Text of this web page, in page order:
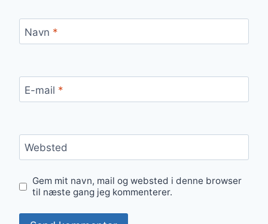
Navn *
E-mail *
Websted
Gem mit navn, mail og websted i denne browser
til næste gang jeg kommenterer.